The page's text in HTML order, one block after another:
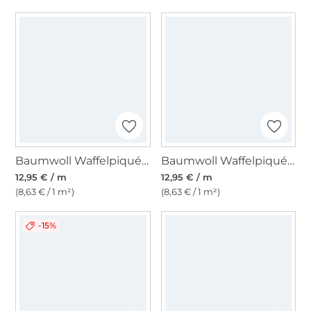
Baumwoll Waffelpiqué, mint
12,95 € / m
(8,63 € / 1 m²)
Baumwoll Waffelpiqué, taubenblau
12,95 € / m
(8,63 € / 1 m²)
-15%